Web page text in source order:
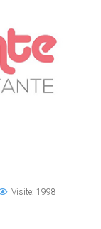
Visite: 1998